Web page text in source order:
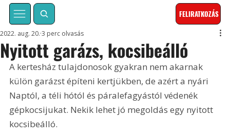
FELIRATKOZÁS
Nyitott garázs, kocsibeálló
2022. aug. 20. 3 perc olvasás
A kertesház tulajdonosok gyakran nem akarnak
külön garázst építeni kertjükben, de azért a nyári
Naptól, a téli hótól és páralefagyástól védenék
gépkocsijukat. Nekik lehet jó megoldás egy nyitott
kocsibeálló.